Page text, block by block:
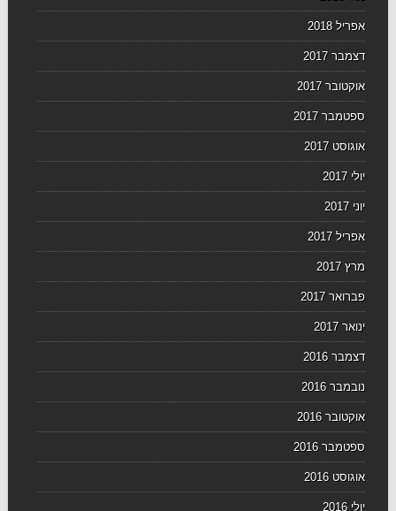
אפריל 2018
דצמבר 2017
אוקטובר 2017
ספטמבר 2017
אוגוסט 2017
יולי 2017
יוני 2017
אפריל 2017
מרץ 2017
פברואר 2017
ינואר 2017
דצמבר 2016
נובמבר 2016
אוקטובר 2016
ספטמבר 2016
אוגוסט 2016
יולי 2016